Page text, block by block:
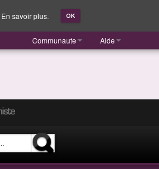
Communaute Aide
En savoir plus. OK